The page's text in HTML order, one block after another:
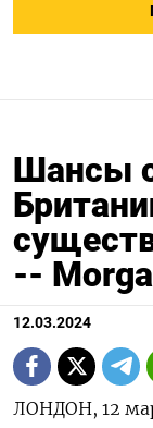
Шансы
--
12.03.2024
ЛОНДОН, 12